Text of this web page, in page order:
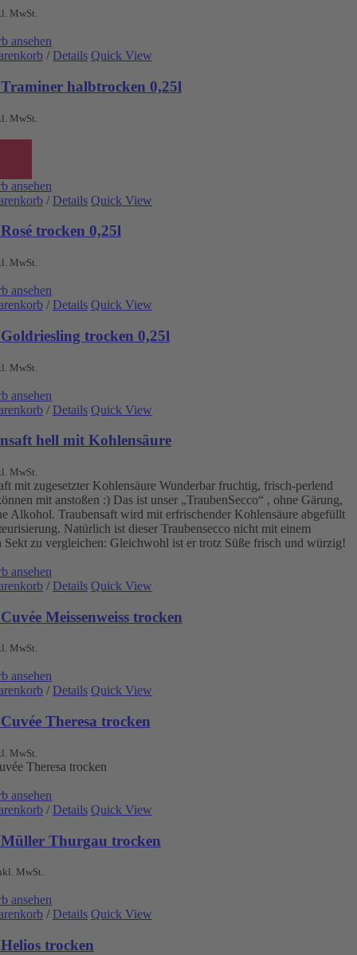
MwSt.
ansehen
/ Details Quick View
halbtrocken 0,25l
MwSt.
ansehen
/ Details Quick View
trocken 0,25l
MwSt.
ansehen
/ Details Quick View
trocken 0,25l
MwSt.
ansehen
/ Details Quick View
hell mit Kohlensäure
MwSt.
mit zugesetzter Kohlensäure Wunderbar fruchtig, frisch-perlend
mit anstoßen :) Das ist unser „TraubenSecco“ , ohne Gärung,
Alkohol. Traubensaft wird mit erfrischender Kohlensäure abgefüllt
Natürlich ist dieser Traubensecco nicht mit einem
Sekt zu vergleichen: Gleichwohl ist er trotz Süße frisch und würzig!
ansehen
/ Details Quick View
Meissenweiss trocken
MwSt.
ansehen
/ Details Quick View
Theresa trocken
MwSt.
Theresa trocken
ansehen
/ Details Quick View
Thurgau trocken
MwSt.
ansehen
/ Details Quick View
trocken